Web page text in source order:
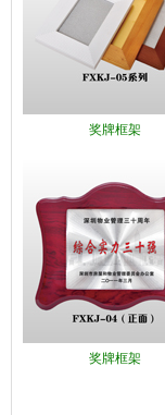
奖牌框架
奖牌框架